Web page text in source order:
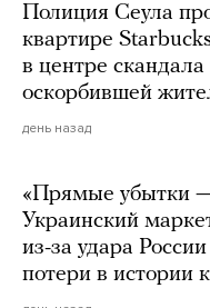
Полиция Сеула
квартире
в центре
оскорбившей
день назад
«Прямые убытки
Украинский
из-за удара
потери в истории